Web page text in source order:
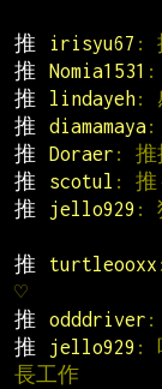
推
irisyu67 :
推
Nomia1531 :
推
lindayeh:
推
diamamaya:
推
Doraer : 推
推
scotul : 推
推
jello929 :
推
turtleooxx
♡
推
odddriver :
推
jello929 :
長工作